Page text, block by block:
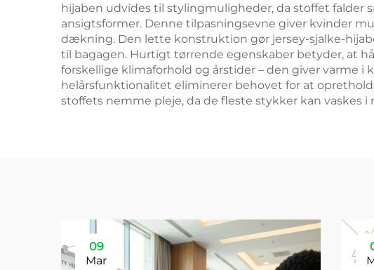
hijaben udvides til stylingmuligheder, da stoffet falder
ansigtsformer. Denne tilpasningsevne giver kvinder
dækning. Den lette konstruktion gør jersey-sjalke-
til bagagen. Hurtigt tørrende egenskaber betyder, at
forskellige klimaforhold og årstider – den giver varme
helårsfunktionalitet eliminerer behovet for at
stoffets nemme pleje, da de fleste stykker kan
09
Mar